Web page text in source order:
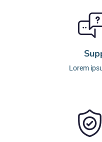
Lorem